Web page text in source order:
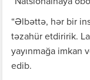
“Natsionalnaya
“Əlbəttə, hər bir
təzahür etdiririk.
yayınmağa imkan
edib.